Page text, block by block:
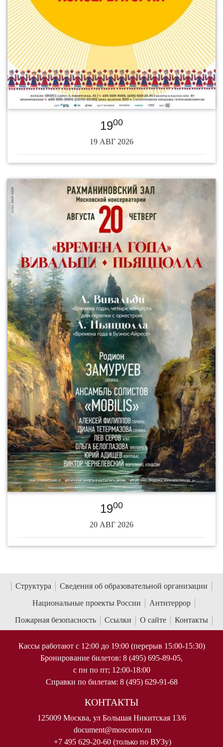
1900
19 АВГ 2026
1900
20 АВГ 2026
Структура
Сведения об образовательной организации
Национальные проекты России
Антитеррор
Пожарная безопасность
Ссылки О сайте Контакты
Кассы работают с 12:00 до 19:00 (перерыв 15:00-15:30)
Бронирование билетов: 8 (495) 695-89-05,
с пн по пт; 12:00-18:00
Справки по билетам: 8 (495) 629-91-68
КОНТАКТЫ
125009 Москва, ул Большая Никитская 13/6
document@mosconsv.ru
+7 495 629-20-60 (только по ВУЗу)